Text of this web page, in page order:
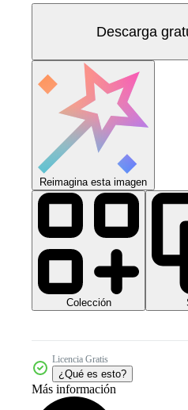
Descarga
Reimagina esta imagen
Colección
Licencia Gratis
¿Qué es esto?
Más información